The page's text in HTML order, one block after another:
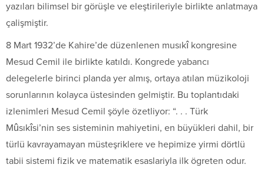
yazıları bilimsel bir görüşle ve eleştirileriyle birlikte anlatmaya
çalişmiştir.
8 Mart 1932’de Kahire’de düzenlenen musıkî kongresine
Mesud Cemil ile birlikte katıldı. Kongrede yabancı
delegelerle birinci planda yer almış, ortaya atılan müzikoloji
sorunlarının kolayca üstesinden gelmiştir. Bu toplantıdaki
izlenimleri Mesud Cemil şöyle özetliyor: “. . . Türk
Mûsıkîsi’nin ses sisteminin mahiyetini, en büyükleri dahil, bir
türlü kavrayamayan müsteşriklere ve hepimize yirmi dörtlü
tabii sistemi fizik ve matematik esaslariyla ilk ögreten odur.